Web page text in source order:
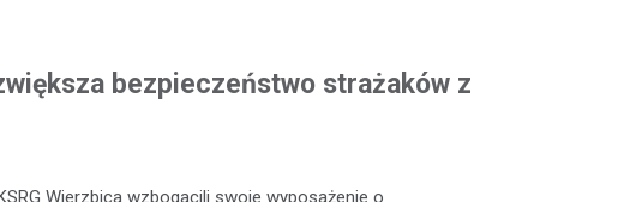
bezpieczeństwo strażaków z
Wierzbica wzbogacili swoje wyposażenie o